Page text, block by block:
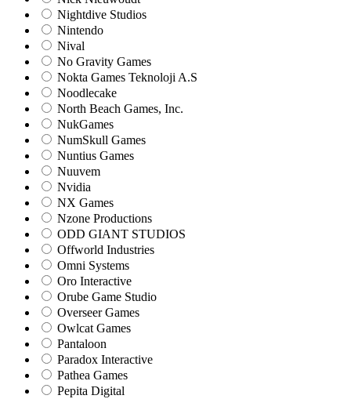
Nightdive Studios
Nintendo
Nival
No Gravity Games
Nokta Games Teknoloji A.S
Noodlecake
North Beach Games, Inc.
NukGames
NumSkull Games
Nuntius Games
Nuuvem
Nvidia
NX Games
Nzone Productions
ODD GIANT STUDIOS
Offworld Industries
Omni Systems
Oro Interactive
Orube Game Studio
Overseer Games
Owlcat Games
Pantaloon
Paradox Interactive
Pathea Games
Pepita Digital